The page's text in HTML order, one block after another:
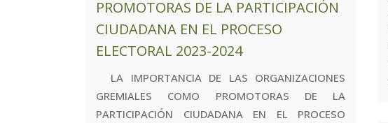
PROMOTORAS DE LA PARTICIPACIÓN
CIUDADANA EN EL PROCESO
ELECTORAL 2023-2024
LA IMPORTANCIA DE LAS ORGANIZACIONES
GREMIALES COMO PROMOTORAS DE LA
PARTICIPACIÓN CIUDADANA EN EL PROCESO